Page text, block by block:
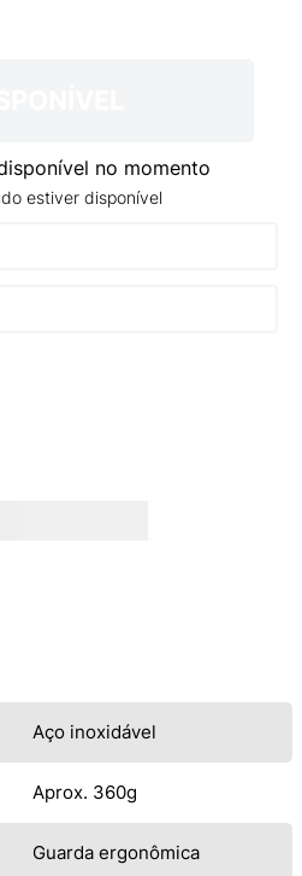
no momento
estiver disponível
Aço inoxidável
Aprox. 360g
Guarda ergonômica